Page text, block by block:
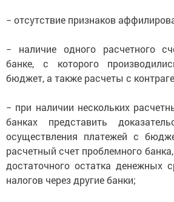
− отсутствие признаков
− наличие одного расчетного
банке, с которого
бюджет, а также расчеты с
− при наличии нескольких
банках представить
осуществления платежей с
расчетный счет проблемного
достаточного остатка денежных
налогов через другие банки;